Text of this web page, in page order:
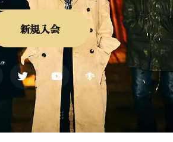
新規入会